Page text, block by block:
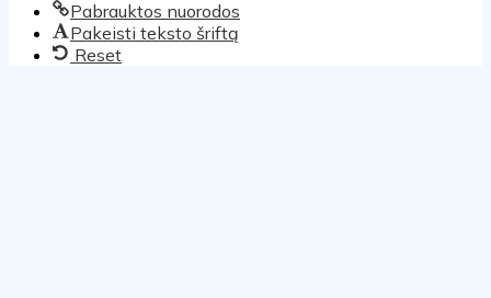
Pabrauktos nuorodos
Pakeisti teksto šriftą
Reset